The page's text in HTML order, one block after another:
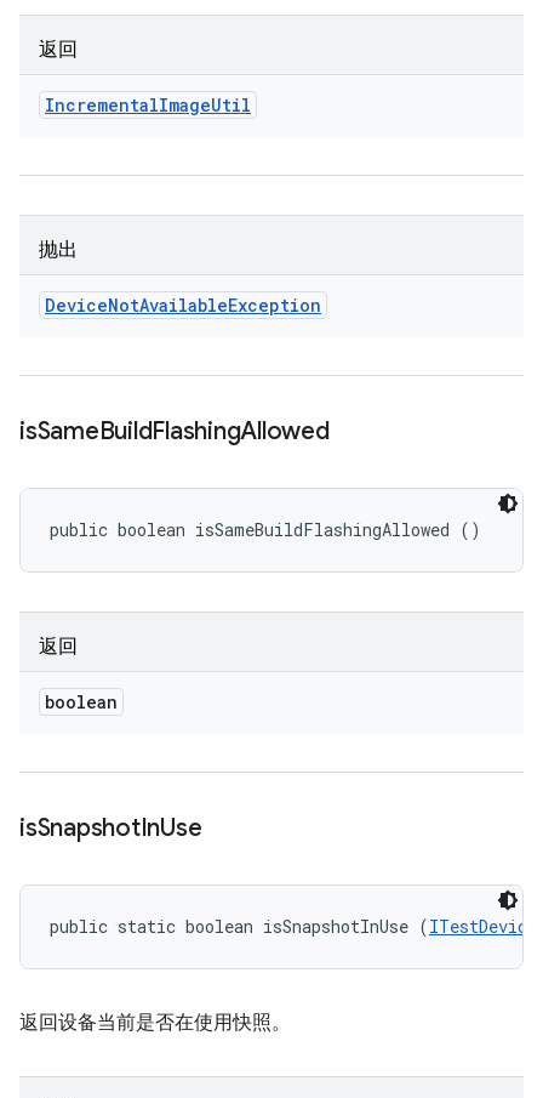
返回
IncrementalImageUtil
抛出
DeviceNotAvailableException
isSameBuildFlashingAllowed
public boolean isSameBuildFlashingAllowed ()
返回
boolean
isSnapshotInUse
public static boolean isSnapshotInUse (ITestDevice
返回设备当前是否在使用快照。